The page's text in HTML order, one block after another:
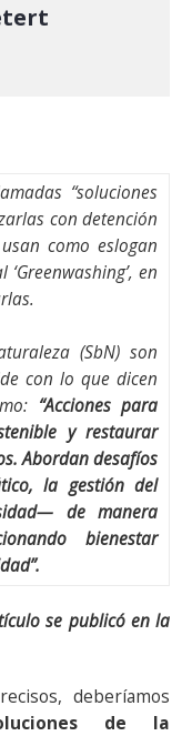
“soluciones
con detención
como eslogan
en
(SbN) son
con lo que dicen
“Acciones para
y restaurar
Abordan desafíos
la gestión del
de manera
bienestar
se publicó en la
deberíamos
de la